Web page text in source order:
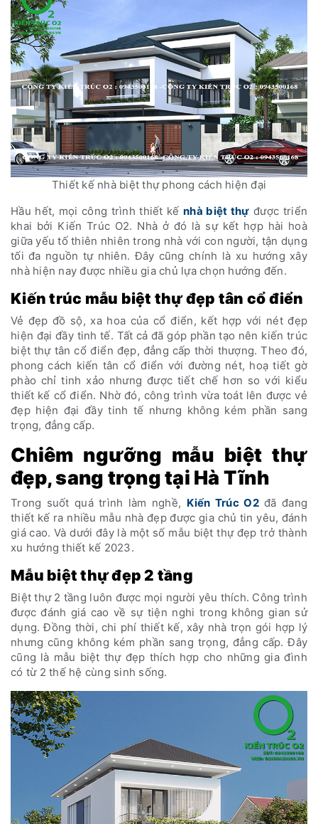
Thiết kế nhà biệt thự phong cách hiện đại
Hầu hết, mọi công trình thiết kếnhà biệt thự được triển
khai bởi Kiến Trúc O2. Nhà ở đó là sự kết hợp hài hoà
giữa yếu tố thiên nhiên trong nhà với con người, tận dụng
tối đa nguồn tự nhiên. Đây cũng chính là xu hướng xây
nhà hiện nay được nhiều gia chủ lựa chọn hướng đến.
Kiến trúc mẫu biệt thự đẹp tân cổ điển
Vẻ đẹp đồ sộ, xa hoa của cổ điển, kết hợp với nét đẹp
hiện đại đầy tinh tế. Tất cả đã góp phần tạo nên kiến trúc
biệt thự tân cổ điển đẹp, đẳng cấp thời thượng. Theo đó,
phong cách kiến tân cổ điển với đường nét, hoạ tiết gờ
phào chỉ tinh xảo nhưng được tiết chế hơn so với kiểu
thiết kế cổ điển. Nhờ đó, công trình vừa toát lên được vẻ
đẹp hiện đại đầy tinh tế nhưng không kém phần sang
trọng, đẳng cấp.
Chiêm ngưỡng mẫu biệt thự
đẹp, sang trọng tại Hà Tĩnh
Trong suốt quá trình làm nghề, Kiến Trúc O2đã đang
thiết kế ra nhiều mẫu nhà đẹp được gia chủ tin yêu, đánh
giá cao. Và dưới đây là một số mẫu biệt thự đẹp trở thành
xu hướng thiết kế 2023.
Mẫu biệt thự đẹp 2 tầng
Biệt thự 2 tầng luôn được mọi người yêu thích. Công trình
được đánh giá cao về sự tiện nghi trong không gian sử
dụng. Đồng thời, chi phí thiết kế, xây nhà trọn gói hợp lý
nhưng cũng không kém phần sang trọng, đẳng cấp. Đây
cũng là mẫu biệt thự đẹp thích hợp cho những gia đình
có từ 2 thế hệ cùng sinh sống.